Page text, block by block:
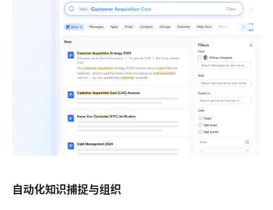
自动化知识捕捉与组织